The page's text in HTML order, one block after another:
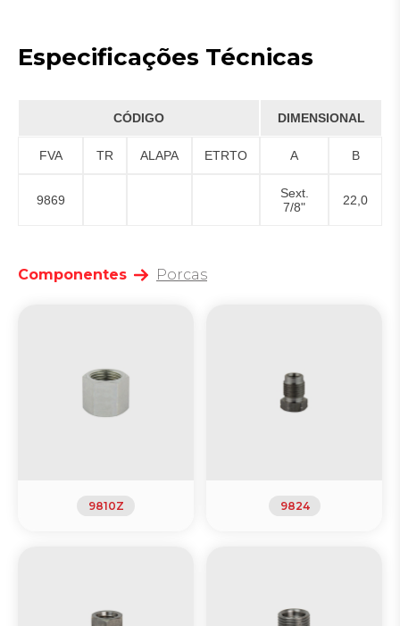
Especificações Técnicas
CÓDIGO DIMENSIONAL
FVA TR ALAPA ETRTO A B
9869
Sext.
7/8"
22,0
Componentes Porcas
9810Z 9824